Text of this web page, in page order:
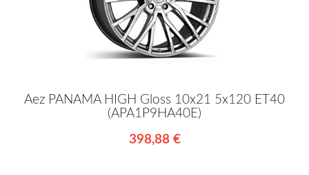
Aez PANAMA HIGH Gloss 10x21 5x120 ET40
(APA1P9HA40E)
398,88 €